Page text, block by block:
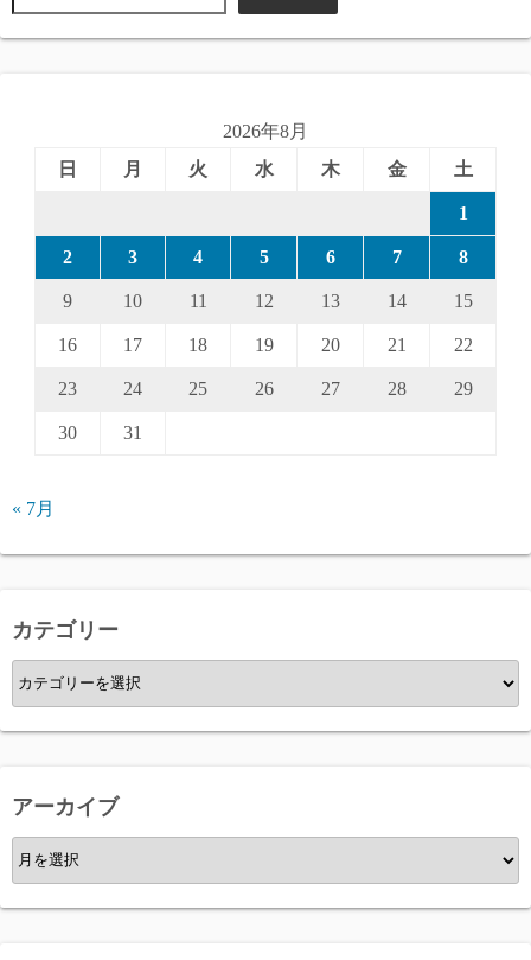
2026年8月
日
月 火 水 木 金 土
1
2 3 4 5 6 7 8
9 10 11 12 13 14 15
16 17 18 19 20 21 22
23 24 25 26 27 28 29
30 31
« 7月
カテゴリー
カ
テ
ゴ
ー
アーカイブ
ア
ー
カ